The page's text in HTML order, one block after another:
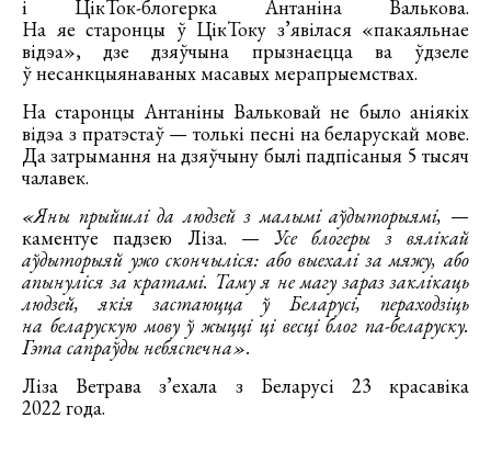
і ЦікТок-блогерка Антаніна Валькова.
На яе старонцы ў ЦікТоку з’явілася «пакаяльнае
відэа», дзе дзяўчына прызнаецца ва ўдзеле
ў несанкцыянаваных масавых мерапрыемствах.
На старонцы Антаніны Вальковай не было аніякіх
відэа з пратэстаў — толькі песні на беларускай мове.
Да затрымання на дзяўчыну былі падпісаныя 5 тысяч
чалавек.
«Яны прыйшлі да людзей з малымі аўдыторыямі, —
каментуе падзею Ліза. —Усе блогеры з вялікай
аўдыторыяй ужо скончыліся: або выехалі за мяжу, або
апынуліся за кратамі. Таму я не магу зараз заклікаць
людзей, якія застаюцца ў Беларусі, пераходзіць
на беларускую мову ў жыцці ці весці блог па-беларуску.
Гэта сапраўды небяспечна».
Ліза Ветрава з’ехала з Беларусі 23 красавіка
2022 года.